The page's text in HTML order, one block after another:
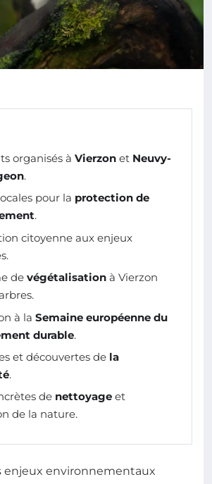
organisés à Vierzon et Neuvy-
.
pour la protection de
.
citoyenne aux enjeux
de végétalisation à Vierzon
à la Semaine européenne du
durable.
et découvertes de la
.
de nettoyage et
de la nature.
enjeux environnementaux